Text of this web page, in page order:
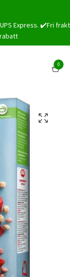
Express. ✔️Fri frakt
0